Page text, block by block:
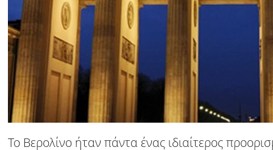
Το Βερολίνο ήταν πάντα ένας ιδιαίτερος